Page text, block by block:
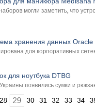
могли заметить, что
хранения данных Oracle
для корпоративных
для ноутбука DTBG
появились сумки и
28 29 30 31 32 33 34